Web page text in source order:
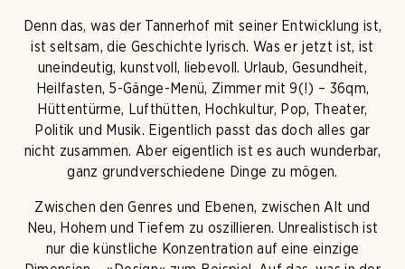
Denn das, was der Tannerhof mit seiner Entwicklung ist,
ist seltsam, die Geschichte lyrisch. Was er jetzt ist, ist
uneindeutig, kunstvoll, liebevoll. Urlaub, Gesundheit,
Heilfasten, 5-Gänge-Menü, Zimmer mit 9(!) – 36qm,
Hüttentürme, Lufthütten, Hochkultur, Pop, Theater,
Politik und Musik. Eigentlich passt das doch alles gar
nicht zusammen. Aber eigentlich ist es auch wunderbar,
ganz grundverschiedene Dinge zu mögen.
Zwischen den Genres und Ebenen, zwischen Alt und
Neu, Hohem und Tiefem zu oszillieren. Unrealistisch ist
nur die künstliche Konzentration auf eine einzige